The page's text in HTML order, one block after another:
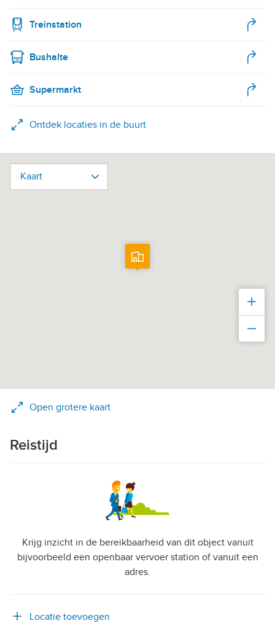
Treinstation
Bushalte
Supermarkt
Ontdek locaties in de buurt
Kaart
Kaart
Open grotere kaart
Reistijd
Krijg inzicht in de bereikbaarheid van dit object vanuit
bijvoorbeeld een openbaar vervoer station of vanuit een
adres.
Locatie toevoegen